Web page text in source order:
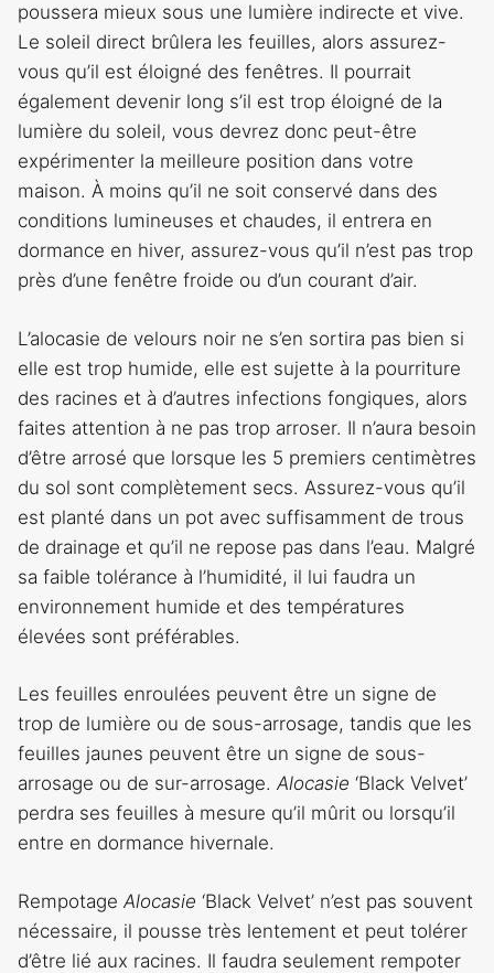
poussera mieux sous une lumière indirecte et vive.
Le soleil direct brûlera les feuilles, alors assurez-
vous qu’il est éloigné des fenêtres. Il pourrait
également devenir long s’il est trop éloigné de la
lumière du soleil, vous devrez donc peut-être
expérimenter la meilleure position dans votre
maison. À moins qu’il ne soit conservé dans des
conditions lumineuses et chaudes, il entrera en
dormance en hiver, assurez-vous qu’il n’est pas trop
près d’une fenêtre froide ou d’un courant d’air.
L’alocasie de velours noir ne s’en sortira pas bien si
elle est trop humide, elle est sujette à la pourriture
des racines et à d’autres infections fongiques, alors
faites attention à ne pas trop arroser. Il n’aura besoin
d’être arrosé que lorsque les 5 premiers centimètres
du sol sont complètement secs. Assurez-vous qu’il
est planté dans un pot avec suffisamment de trous
de drainage et qu’il ne repose pas dans l’eau. Malgré
sa faible tolérance à l’humidité, il lui faudra un
environnement humide et des températures
élevées sont préférables.
Les feuilles enroulées peuvent être un signe de
trop de lumière ou de sous-arrosage, tandis que les
feuilles jaunes peuvent être un signe de sous-
arrosage ou de sur-arrosage. Alocasie ‘Black Velvet’
perdra ses feuilles à mesure qu’il mûrit ou lorsqu’il
entre en dormance hivernale.
Rempotage Alocasie ‘Black Velvet’ n’est pas souvent
nécessaire, il pousse très lentement et peut tolérer
d’être lié aux racines. Il faudra seulement rempoter